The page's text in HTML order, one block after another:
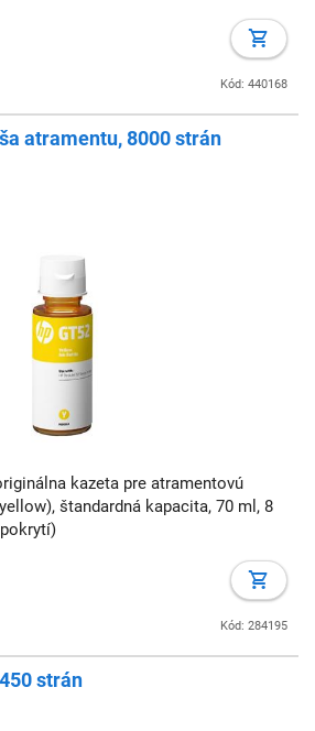
Kód: 440168
atramentu, 8000 strán
kazeta pre atramentovú
štandardná kapacita, 70 ml, 8
Kód: 284195
strán